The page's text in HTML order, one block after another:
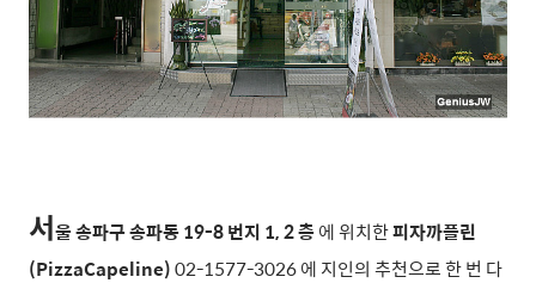
서울 송파구 송파동 19-8 번지 1, 2 층에 위치한피자까플린
(PizzaCapeline)02-1577-3026에 지인의 추천으로 한 번 다